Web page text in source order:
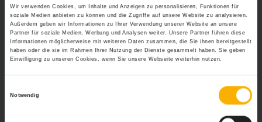
Wir verwenden Cookies, um Inhalte und Anzeigen zu personalisieren, Funktionen für
soziale Medien anbieten zu können und die Zugriffe auf unsere Website zu analysieren.
Außerdem geben wir Informationen zu Ihrer Verwendung unserer Website an unsere
Partner für soziale Medien, Werbung und Analysen weiter. Unsere Partner führen diese
Informationen möglicherweise mit weiteren Daten zusammen, die Sie ihnen bereitgestellt
haben oder die sie im Rahmen Ihrer Nutzung der Dienste gesammelt haben. Sie geben
Einwilligung zu unseren Cookies, wenn Sie unsere Webseite weiterhin nutzen.
Notwendig
gilt, wenn das Duschen im Unternehmen lediglich dem
Wohlbefinden des Mitarbeiters dient. Dann kann dieser
vom Arbeitgeber keine Bezahlung dafür verlangen.
Allerdings gibt es zu diesem Sachverhalt noch keine
wegweisende Entscheidung des Bundesarbeitsgerichts
Um rechtliche Auseinandersetzung in Bezug auf das